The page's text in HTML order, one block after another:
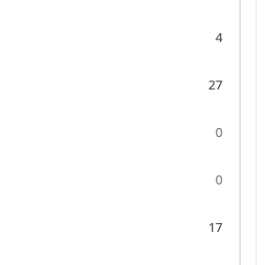
4
27
0
0
17